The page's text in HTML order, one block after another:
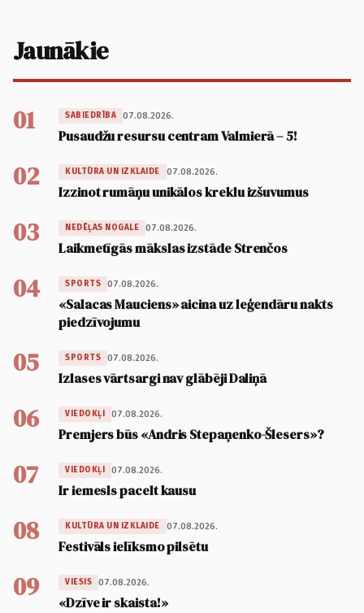
Jaunākie
01 SABIEDRĪBA 07.08.2026.
Pusaudžu resursu centram Valmierā – 5!
02 KULTŪRA UN IZKLAIDE 07.08.2026.
Izzinot rumāņu unikālos kreklu izšuvumus
03 NEDĒĻAS NOGALE 07.08.2026.
Laikmetīgās mākslas izstāde Strenčos
04 SPORTS 07.08.2026.
«Salacas Mauciens» aicina uz leģendāru nakts
piedzīvojumu
05 SPORTS 07.08.2026.
Izlases vārtsargi nav glābēji Daliņā
06 VIEDOKĻI 07.08.2026.
Premjers būs «Andris Stepaņenko-Šlesers»?
07 VIEDOKĻI 07.08.2026.
Ir iemesls pacelt kausu
08 KULTŪRA UN IZKLAIDE 07.08.2026.
Festivāls ielīksmo pilsētu
09 VIESIS 07.08.2026.
«Dzīve ir skaista!»